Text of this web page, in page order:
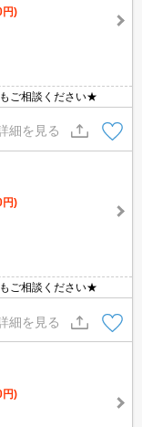
円)
ご相談ください★
細を見る
円)
ご相談ください★
細を見る
円)